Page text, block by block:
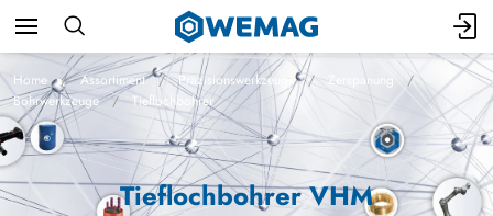
Home Assortiment Präzisionswerkzeuge
Zerspanung
Bohrwerkzeuge
Tieflochbohrer
Tieflochbohrer VHM